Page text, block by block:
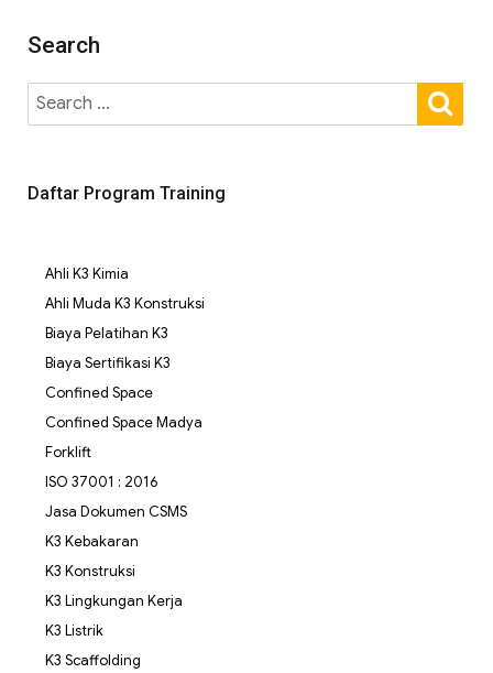
Search
Daftar Program Training
Ahli K3 Kimia
Ahli Muda K3 Konstruksi
Biaya Pelatihan K3
Biaya Sertifikasi K3
Confined Space
Confined Space Madya
Forklift
ISO 37001 : 2016
Jasa Dokumen CSMS
K3 Kebakaran
K3 Konstruksi
K3 Lingkungan Kerja
K3 Listrik
K3 Scaffolding